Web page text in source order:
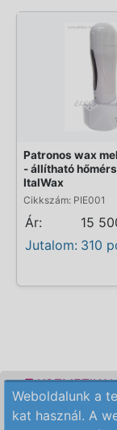
Patronos wax
- állítható
ItalWax
Cikkszám: PIE001
Ár:
15
Jutalom: 310
KOZMETIKAI
Weboldalunk a
kat használ. A